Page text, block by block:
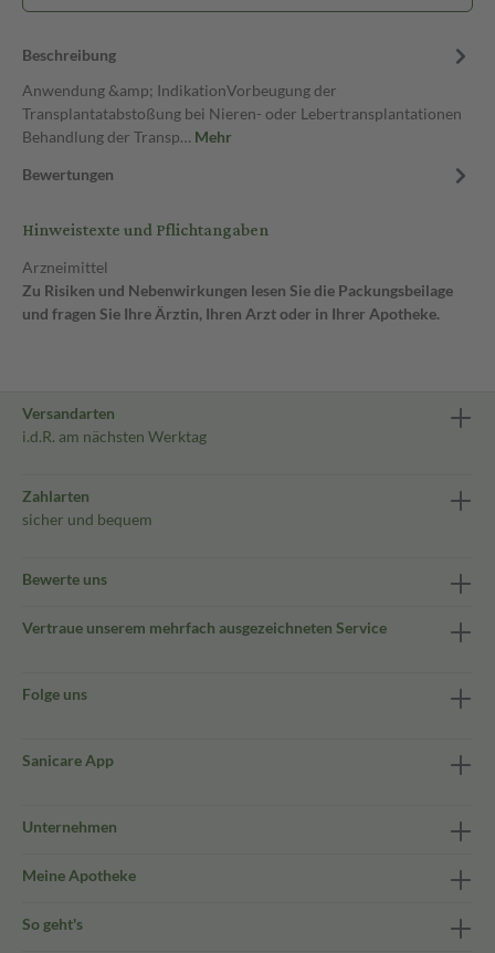
Beschreibung
Anwendung &amp; IndikationVorbeugung der
Transplantatabstoßung bei Nieren- oder Lebertransplantationen
Behandlung der Transp… Mehr
Bewertungen
Hinweistexte und Pflichtangaben
Arzneimittel
Zu Risiken und Nebenwirkungen lesen Sie die Packungsbeilage
und fragen Sie Ihre Ärztin, Ihren Arzt oder in Ihrer Apotheke.
Versandarten
i.d.R. am nächsten Werktag
Zahlarten
sicher und bequem
Bewerte uns
Vertraue unserem mehrfach ausgezeichneten Service
Folge uns
Sanicare App
Unternehmen
Meine Apotheke
So geht's